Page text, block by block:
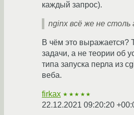
каждый запрос).
nginx всё же не столь
В чём это выражается?
задачи, а не теории об
типа запуска перла из
веба.
firkax ★★★★★
22.12.2021 09:20:20